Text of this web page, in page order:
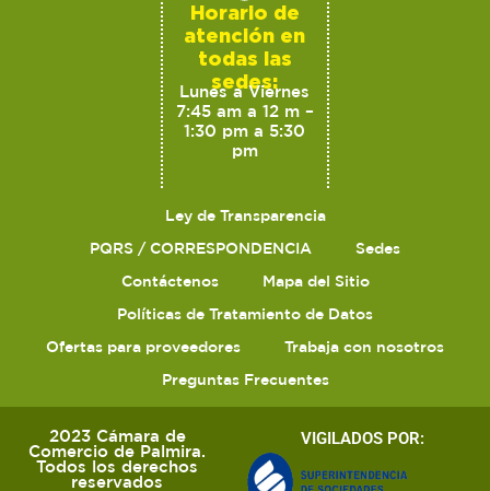
Horario de
atención en
todas las
sedes:
Lunes a Viernes
7:45 am a 12 m –
1:30 pm a 5:30
pm
Ley de Transparencia
PQRS / CORRESPONDENCIA
Sedes
Contáctenos
Mapa del Sitio
Políticas de Tratamiento de Datos
Ofertas para proveedores
Trabaja con nosotros
Preguntas Frecuentes
2023 Cámara de
Comercio de Palmira.
Todos los derechos
reservados
VIGILADOS POR: